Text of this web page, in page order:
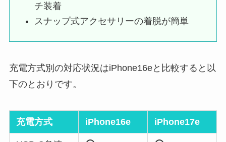
チ装着
スナップ式アクセサリーの着脱が簡単
充電方式別の対応状況はiPhone16eと比較すると以
下のとおりです。
充電方式 iPhone16e iPhone17e